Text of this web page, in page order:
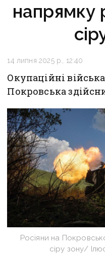
14 липня 2025 р., 12:40
Окупаційні
Покровська
Росіяни на
сіру зону/